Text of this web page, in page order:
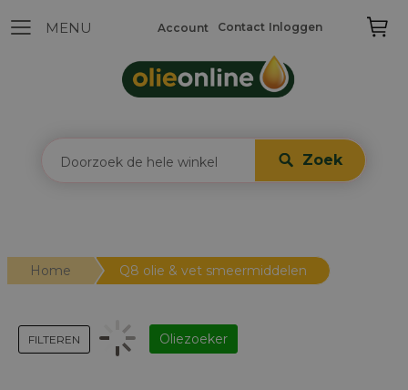
Zoek
Contact Inloggen
Account
Home Q8 olie & vet smeermiddelen
FILTEREN Oliezoeker